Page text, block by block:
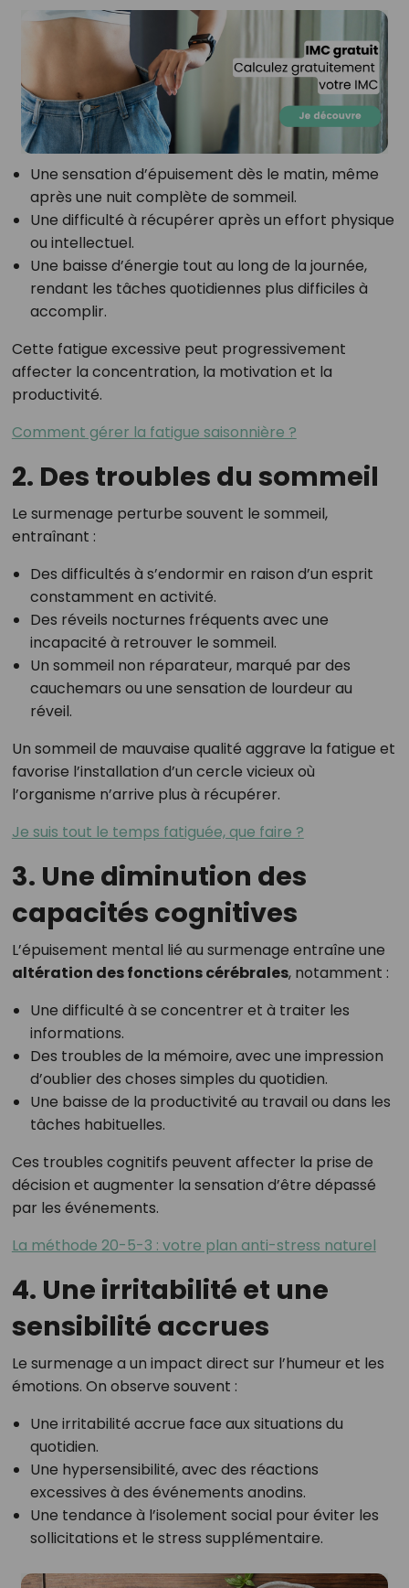
Une sensation d’épuisement dès le matin, même
après une nuit complète de sommeil.
Une difficulté à récupérer après un effort physique
ou intellectuel.
Une baisse d’énergie tout au long de la journée,
rendant les tâches quotidiennes plus difficiles à
accomplir.
Cette fatigue excessive peut progressivement
affecter la concentration, la motivation et la
productivité.
Comment gérer la fatigue saisonnière ?
2. Des troubles du sommeil
Le surmenage perturbe souvent le sommeil,
entraînant :
Des difficultés à s’endormir en raison d’un esprit
constamment en activité.
Des réveils nocturnes fréquents avec une
incapacité à retrouver le sommeil.
Un sommeil non réparateur, marqué par des
cauchemars ou une sensation de lourdeur au
réveil.
Un sommeil de mauvaise qualité aggrave la fatigue et
favorise l’installation d’un cercle vicieux où
l’organisme n’arrive plus à récupérer.
Je suis tout le temps fatiguée, que faire ?
3. Une diminution des
capacités cognitives
L’épuisement mental lié au surmenage entraîne une
altération des fonctions cérébrales, notamment :
Une difficulté à se concentrer et à traiter les
informations.
Des troubles de la mémoire, avec une impression
d’oublier des choses simples du quotidien.
Une baisse de la productivité au travail ou dans les
tâches habituelles.
Ces troubles cognitifs peuvent affecter la prise de
décision et augmenter la sensation d’être dépassé
par les événements.
La méthode 20-5-3 : votre plan anti-stress naturel
4. Une irritabilité et une
sensibilité accrues
Le surmenage a un impact direct sur l’humeur et les
émotions. On observe souvent :
Une irritabilité accrue face aux situations du
quotidien.
Une hypersensibilité, avec des réactions
excessives à des événements anodins.
Une tendance à l’isolement social pour éviter les
sollicitations et le stress supplémentaire.